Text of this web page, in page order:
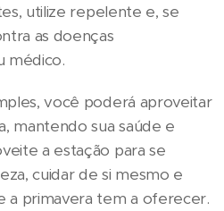
utilize repelente e, se
as doenças
médico.
você poderá aproveitar
mantendo sua saúde e
a estação para se
cuidar de si mesmo e
primavera tem a oferecer.